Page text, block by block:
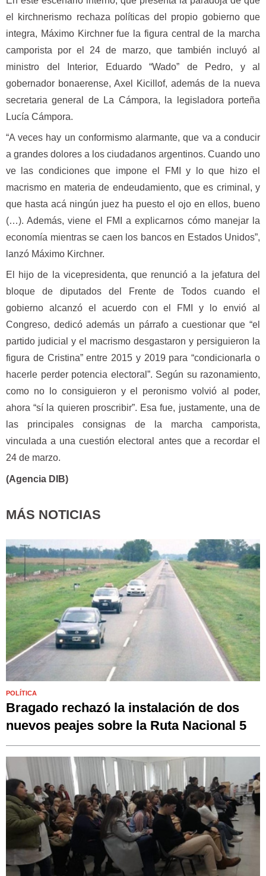
el kirchnerismo rechaza políticas del propio gobierno que
integra, Máximo Kirchner fue la figura central de la marcha
camporista por el 24 de marzo, que también incluyó al
ministro del Interior, Eduardo “Wado” de Pedro, y al
gobernador bonaerense, Axel Kicillof, además de la nueva
secretaria general de La Cámpora, la legisladora porteña
Lucía Cámpora.
“A veces hay un conformismo alarmante, que va a conducir
a grandes dolores a los ciudadanos argentinos. Cuando uno
ve las condiciones que impone el FMI y lo que hizo el
macrismo en materia de endeudamiento, que es criminal, y
que hasta acá ningún juez ha puesto el ojo en ellos, bueno
(…). Además, viene el FMI a explicarnos cómo manejar la
economía mientras se caen los bancos en Estados Unidos”,
lanzó Máximo Kirchner.
El hijo de la vicepresidenta, que renunció a la jefatura del
bloque de diputados del Frente de Todos cuando el
gobierno alcanzó el acuerdo con el FMI y lo envió al
Congreso, dedicó además un párrafo a cuestionar que “el
partido judicial y el macrismo desgastaron y persiguieron la
figura de Cristina” entre 2015 y 2019 para “condicionarla o
hacerle perder potencia electoral”. Según su razonamiento,
como no lo consiguieron y el peronismo volvió al poder,
ahora “sí la quieren proscribir”. Esa fue, justamente, una de
las principales consignas de la marcha camporista,
vinculada a una cuestión electoral antes que a recordar el
24 de marzo.
(Agencia DIB)
MÁS NOTICIAS
POLÍTICA
Bragado rechazó la instalación de dos
nuevos peajes sobre la Ruta Nacional 5